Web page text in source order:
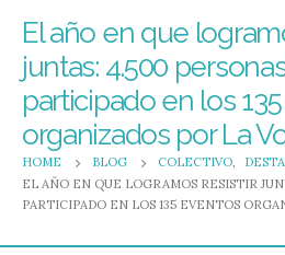
El año en que
juntas: 4.500
participado en los
organizados por La
HOME BLOG COLECTIVO,
EL AÑO EN QUE LOGRAMOS RESISTIR
PARTICIPADO EN LOS 135 EVENTOS